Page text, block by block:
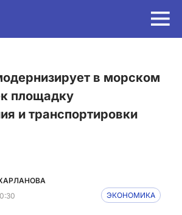
площадку
и транспортировки
ЭКОНОМИКА